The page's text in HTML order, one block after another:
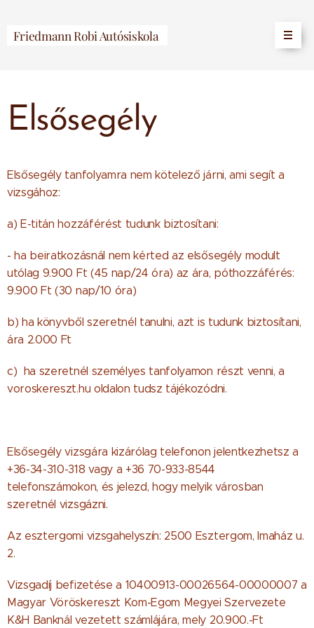
Friedmann Robi Autósiskola
Elsősegély
Elsősegély tanfolyamra nem kötelező járni, ami segít a
vizsgához:
a) E-titán hozzáférést tudunk biztosítani:
- ha beiratkozásnál nem kérted az elsősegély modult
utólag 9.900 Ft (45 nap/24 óra) az ára, póthozzáférés:
9.900 Ft (30 nap/10 óra)
b) ha könyvből szeretnél tanulni, azt is tudunk biztosítani,
ára 2.000 Ft
c) ha szeretnél személyes tanfolyamon részt venni, a
voroskereszt.hu oldalon tudsz tájékozódni.
Elsősegély vizsgára kizárólag telefonon jelentkezhetsz a
+36-34-310-318 vagy a +36 70-933-8544
telefonszámokon, és jelezd, hogy melyik városban
szeretnél vizsgázni.
Az esztergomi vizsgahelyszín: 2500 Esztergom, Imaház u.
2.
Vizsgadíj befizetése a 10400913-00026564-00000007 a
Magyar Vöröskereszt Kom-Egom Megyei Szervezete
K&H Banknál vezetett számlájára, mely 20.900.-Ft